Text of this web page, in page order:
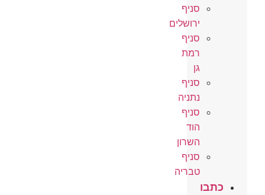
סניף
ירושלים
סניף
רמת
גן
סניף
נתניה
סניף
הוד
השרון
סניף
טבריה
כתבו